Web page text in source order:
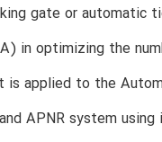
gate or automatic
in optimizing the
is applied to the
APNR system using